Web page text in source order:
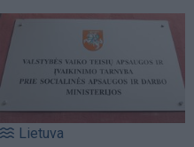
Lietuva